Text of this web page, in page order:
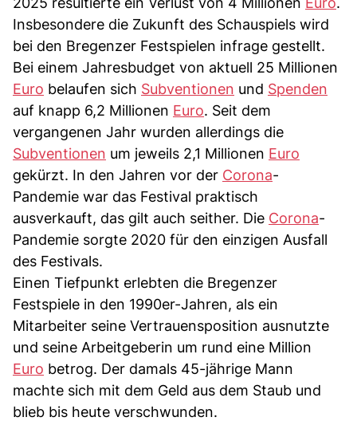
Insbesondere die Zukunft des Schauspiels wird
bei den Bregenzer Festspielen infrage gestellt.
Bei einem Jahresbudget von aktuell 25 Millionen
Euro belaufen sich Subventionen und Spenden
auf knapp 6,2 Millionen Euro. Seit dem
vergangenen Jahr wurden allerdings die
Subventionen um jeweils 2,1 Millionen Euro
gekürzt. In den Jahren vor der Corona-
Pandemie war das Festival praktisch
ausverkauft, das gilt auch seither. Die Corona-
Pandemie sorgte 2020 für den einzigen Ausfall
des Festivals.
Einen Tiefpunkt erlebten die Bregenzer
Festspiele in den 1990er-Jahren, als ein
Mitarbeiter seine Vertrauensposition ausnutzte
und seine Arbeitgeberin um rund eine Million
Euro betrog. Der damals 45-jährige Mann
machte sich mit dem Geld aus dem Staub und
blieb bis heute verschwunden.